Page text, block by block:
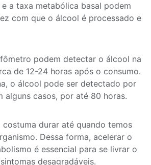
a taxa metabólica basal podem
com que o álcool é processado e
podem detectar o álcool na
de 12-24 horas após o consumo.
o álcool pode ser detectado por
alguns casos, por até 80 horas.
costuma durar até quando temos
Dessa forma, acelerar o
é essencial para se livrar o
desagradáveis.